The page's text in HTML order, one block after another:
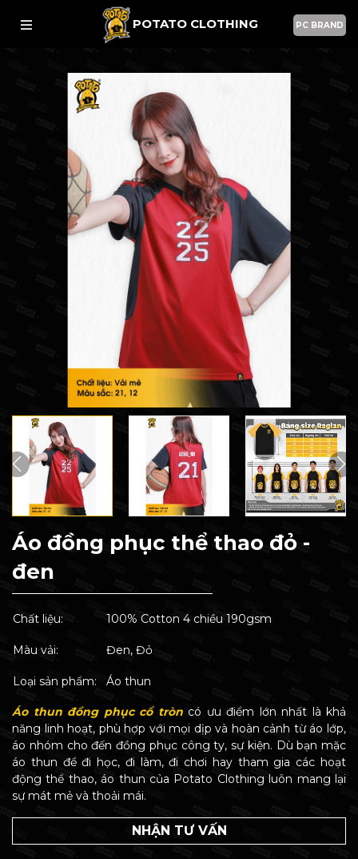
POTATO CLOTHING PC BRAND
Áo đồng phục thể thao đỏ -
đen
Chất liệu: 100% Cotton 4 chiều 190gsm
Màu vải: Đen, Đỏ
Loại sản phẩm: Áo thun
Áo thun đồng phục cổ tròncó ưu điểm lớn nhất là khả
năng linh hoạt, phù hợp với mọi dịp và hoàn cảnh từ áo lớp,
áo nhóm cho đến đồng phục công ty, sự kiện. Dù bạn mặc
áo thun để đi học, đi làm, đi chơi hay tham gia các hoạt
động thể thao, áo thun của Potato Clothing luôn mang lại
sự mát mẻ và thoải mái.
NHẬN TƯ VẤN